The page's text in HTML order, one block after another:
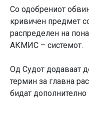
Со одобрениот
кривичен предмет
распределен на
АКМИС – системот.
Од Судот додаваат
термин за главна
бидат дополнително